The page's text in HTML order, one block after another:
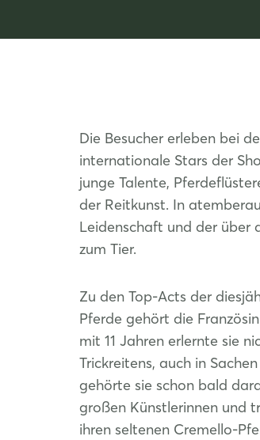
Die Besucher erleben bei
internationale Stars der
junge Talente,
der Reitkunst. In
Leidenschaft und der über
zum Tier.
Zu den Top-Acts der
Pferde gehört die
mit 11 Jahren erlernte sie
Trickreitens, auch in
gehörte sie schon bald
großen Künstlerinnen und
ihren seltenen Cremello-